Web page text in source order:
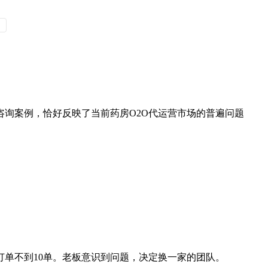
案例，恰好反映了当前药房O2O代运营市场的普遍问题
不到10单。老板意识到问题，决定换一家的团队。